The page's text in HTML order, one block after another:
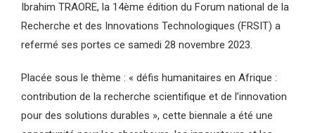
Ibrahim TRAORE, la 14ème édition du Forum national de la
Recherche et des Innovations Technologiques (FRSIT) a
refermé ses portes ce samedi 28 novembre 2023.
Placée sous le thème : « défis humanitaires en Afrique :
contribution de la recherche scientifique et de l’innovation
pour des solutions durables », cette biennale a été une